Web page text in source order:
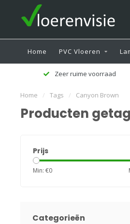
Home PVC Vloeren
Zeer ruime voorraad
Home / Tags / Canyon Brown
Producten
Prijs
Min: €0
Categorieën